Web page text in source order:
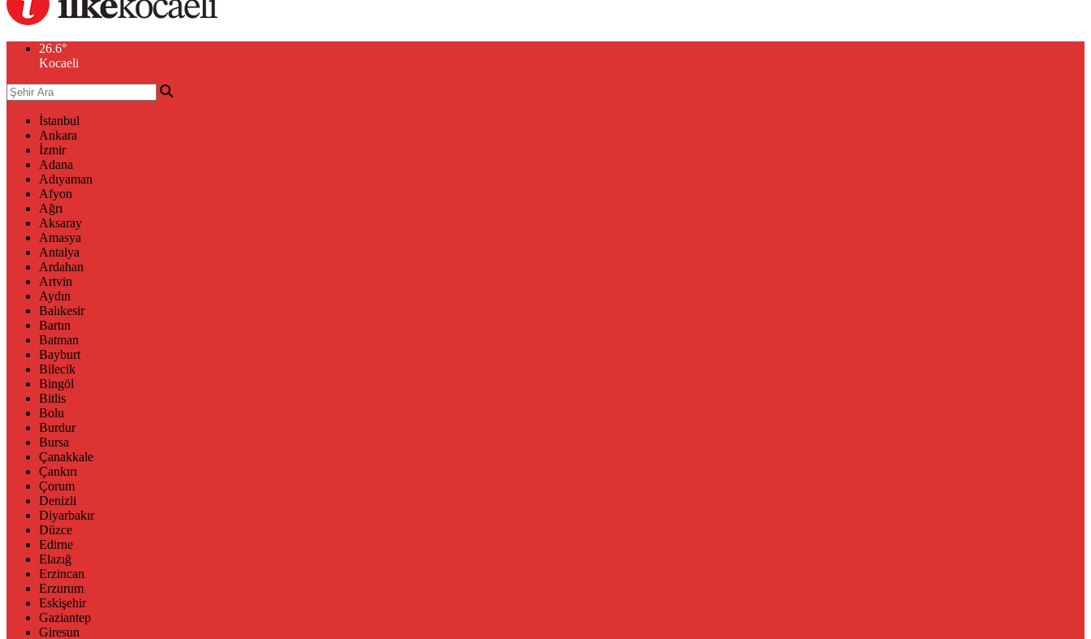
26.6°
Kocaeli
İstanbul
Ankara
İzmir
Adana
Adıyaman
Afyon
Ağrı
Aksaray
Amasya
Antalya
Ardahan
Artvin
Aydın
Balıkesir
Bartın
Batman
Bayburt
Bilecik
Bingöl
Bitlis
Bolu
Burdur
Bursa
Çanakkale
Çankırı
Çorum
Denizli
Diyarbakır
Düzce
Edirne
Elazığ
Erzincan
Erzurum
Eskişehir
Gaziantep
Giresun